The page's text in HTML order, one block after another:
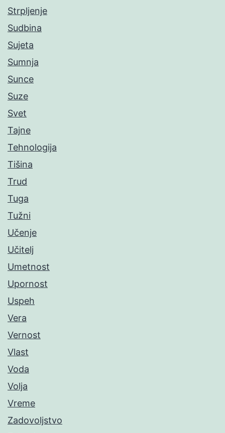
Strpljenje
Sudbina
Sujeta
Sumnja
Sunce
Suze
Svet
Tajne
Tehnologija
Tišina
Trud
Tuga
Tužni
Učenje
Učitelj
Umetnost
Upornost
Uspeh
Vera
Vernost
Vlast
Voda
Volja
Vreme
Zadovoljstvo